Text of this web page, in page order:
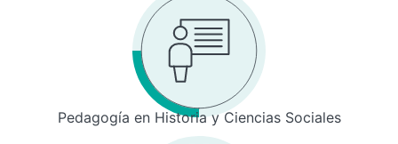
Pedagogía en Historia y Ciencias Sociales